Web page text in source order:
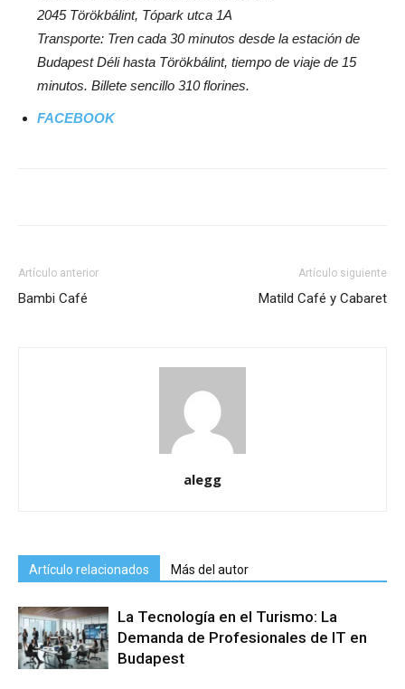
2045 Törökbálint, Tópark utca 1A
Transporte: Tren cada 30 minutos desde la estación de
Budapest Déli hasta Törökbálint, tiempo de viaje de 15
minutos. Billete sencillo 310 florines.
FACEBOOK
Artículo anterior
Bambi Café
Artículo siguiente
Matild Café y Cabaret
alegg
Artículo relacionados Más del autor
La Tecnología en el Turismo: La
Demanda de Profesionales de IT en
Budapest